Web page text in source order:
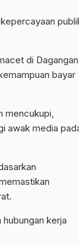
di Dagangan
bayar
mencukupi,
awak media
kerja